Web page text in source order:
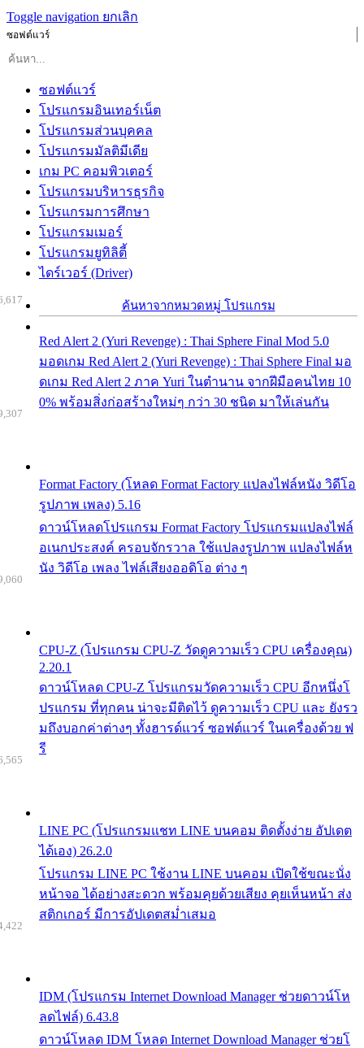
Toggle navigation ยกเลิก
ซอฟต์แวร์
ซอฟต์แวร์
โปรแกรมอินเทอร์เน็ต
โปรแกรมส่วนบุคคล
โปรแกรมมัลติมีเดีย
เกม PC คอมพิวเตอร์
โปรแกรมบริหารธุรกิจ
โปรแกรมการศึกษา
โปรแกรมเมอร์
โปรแกรมยูทิลิตี้
ไดร์เวอร์ (Driver)
ค้นหาจากหมวดหมู่ โปรแกรม
Red Alert 2 (Yuri Revenge) : Thai Sphere Final Mod 5.0
มอดเกม Red Alert 2 (Yuri Revenge) : Thai Sphere Final มอ
ดเกม Red Alert 2 ภาค Yuri ในตำนาน จากฝีมือคนไทย 10
0% พร้อมสิ่งก่อสร้างใหม่ๆ กว่า 30 ชนิด มาให้เล่นกัน
Format Factory (โหลด Format Factory แปลงไฟล์หนัง วิดีโอ
รูปภาพ เพลง) 5.16
ดาวน์โหลดโปรแกรม Format Factory โปรแกรมแปลงไฟล์
อเนกประสงค์ ครอบจักรวาล ใช้แปลงรูปภาพ แปลงไฟล์ห
นัง วิดีโอ เพลง ไฟล์เสียงออดิโอ ต่าง ๆ
CPU-Z (โปรแกรม CPU-Z วัดดูความเร็ว CPU เครื่องคุณ)
2.20.1
ดาวน์โหลด CPU-Z โปรแกรมวัดความเร็ว CPU อีกหนึ่งโ
ปรแกรม ที่ทุกคน น่าจะมีติดไว้ ดูความเร็ว CPU และ ยังรว
มถึงบอกค่าต่างๆ ทั้งฮารด์แวร์ ซอฟต์แวร์ ในเครื่องด้วย ฟ
รี
LINE PC (โปรแกรมแชท LINE บนคอม ติดตั้งง่าย อัปเดต
ได้เอง) 26.2.0
โปรแกรม LINE PC ใช้งาน LINE บนคอม เปิดใช้ขณะนั่ง
หน้าจอ ได้อย่างสะดวก พร้อมคุยด้วยเสียง คุยเห็นหน้า ส่ง
สติกเกอร์ มีการอัปเดตสม่ำเสมอ
IDM (โปรแกรม Internet Download Manager ช่วยดาวน์โห
ลดไฟล์) 6.43.8
ดาวน์โหลด IDM โหลด Internet Download Manager ช่วยโ